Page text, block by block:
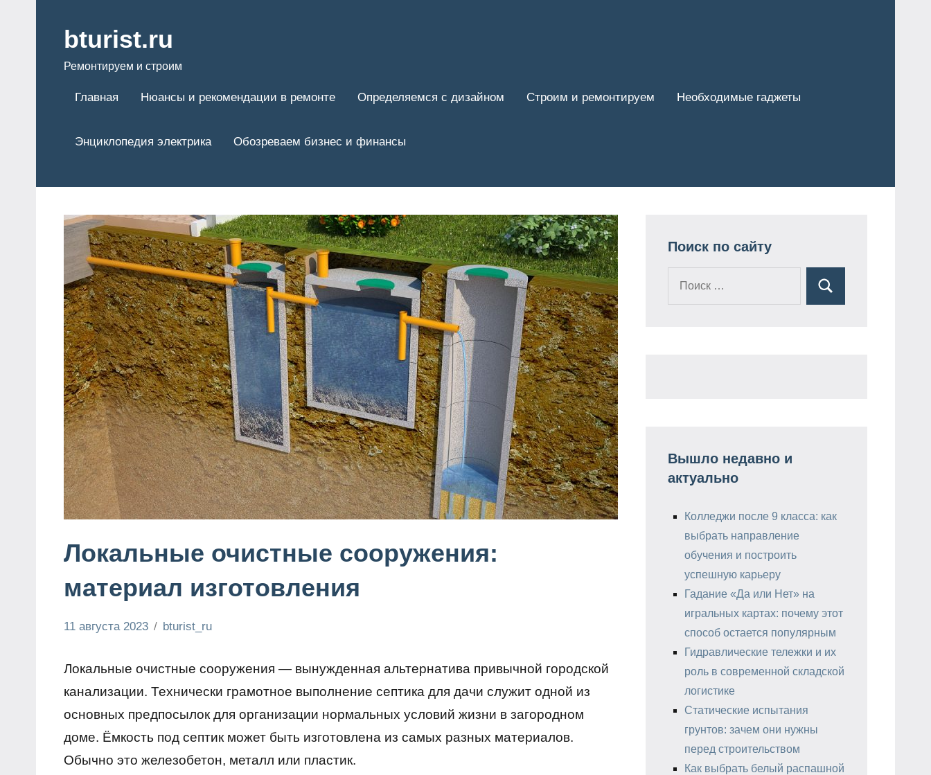
содержимому
bturist.ru
Ремонтируем и строим
Главная Нюансы и рекомендации в ремонте Определяемся с дизайном Строим и ремонтируем Необходимые гаджеты
Энциклопедия электрика Обозреваем бизнес и финансы
Локальные очистные сооружения:
материал изготовления
11 августа 2023 bturist_ru
Локальные очистные сооружения — вынужденная альтернатива привычной городской
канализации. Технически грамотное выполнение септика для дачи служит одной из
основных предпосылок для организации нормальных условий жизни в загородном
доме. Ёмкость под септик может быть изготовлена из самых разных материалов.
Обычно это железобетон, металл или пластик.
Поиск по сайту
Поиск
Вышло недавно и
актуально
Колледжи после 9 класса: как
выбрать направление
обучения и построить
успешную карьеру
Гадание «Да или Нет» на
игральных картах: почему этот
способ остается популярным
Гидравлические тележки и их
роль в современной складской
логистике
Статические испытания
грунтов: зачем они нужны
перед строительством
Как выбрать белый распашной